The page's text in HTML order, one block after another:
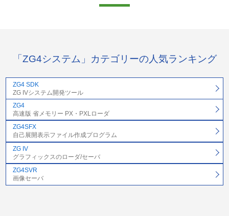
「ZG4システム」カテゴリーの人気ランキング
ZG4 SDK
ZG IVシステム開発ツール
ZG4
高速版 省メモリー PX・PXLローダ
ZG4SFX
自己展開表示ファイル作成プログラム
ZG IV
グラフィックスのローダ/セーバ
ZG4SVR
画像セーバ